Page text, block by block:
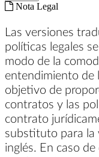
Nota Legal
Las versiones
políticas legales
modo de la
entendimiento de
objetivo de
contratos y las
contrato
substituto para la
inglés. En caso